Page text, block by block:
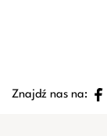
Znajdź nas na: